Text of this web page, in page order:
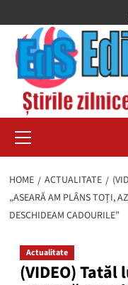
to
content
Menu
HOME ACTUALITATE
„ASEARĂ AM PLÂNS TOȚI,
DESCHIDEAM CADOURILE”
Actualitate
(VIDEO)